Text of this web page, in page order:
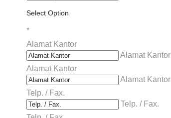
Select Option
*
Alamat Kantor
Alamat Kantor
Alamat Kantor
Alamat Kantor
Telp. / Fax.
Telp. / Fax.